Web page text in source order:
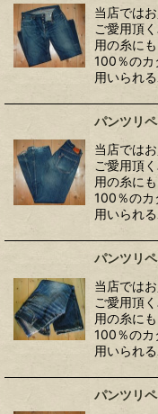
当店では
ご愛用頂
用の糸に
100％のカ
用いられ
パンツリ
当店では
ご愛用頂
用の糸に
100％のカ
用いられ
パンツリ
当店では
ご愛用頂
用の糸に
100％のカ
用いられ
パンツリ